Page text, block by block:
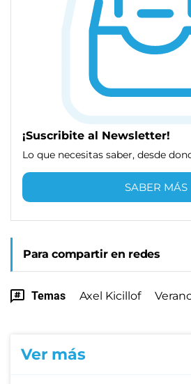
¡Suscribite al Newsletter!
Lo que necesitas saber, desde
SABER MÁS
Para compartir en redes
Temas Axel Kicillof
Ver más